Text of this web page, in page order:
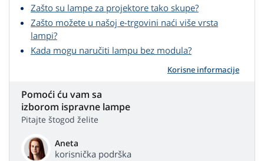
Zašto su lampe za projektore tako skupe?
Zašto možete u našoj e-trgovini naći više vrsta
lampi?
Kada mogu naručiti lampu bez modula?
Korisne informacije
Pomoći ću vam sa
izborom ispravne lampe
Pitajte štogod želite
Aneta
korisnička podrška